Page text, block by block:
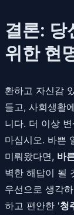
결론: 당
위한 현
환하고 자신감
들고, 사회생활
니다. 더 이상
마십시오. 바쁜
미뤄왔다면, 바
벽한 해답이 될
우선으로 생각
하고 편안한 '청